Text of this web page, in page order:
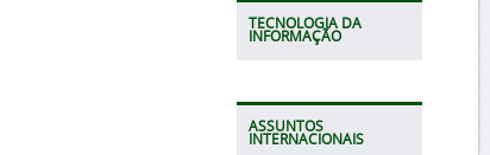
TECNOLOGIA DA
INFORMAÇÃO
ASSUNTOS
INTERNACIONAIS